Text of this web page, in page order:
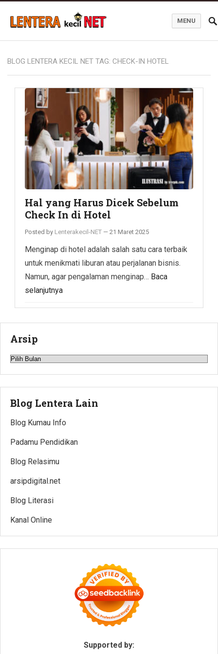
MENU
BLOG LENTERA KECIL NET TAG: CHECK-IN HOTEL
Hal yang Harus Dicek Sebelum
Check In di Hotel
Posted by Lenterakecil-NET — 21 Maret 2025
Menginap di hotel adalah salah satu cara terbaik
untuk menikmati liburan atau perjalanan bisnis.
Namun, agar pengalaman menginap… Baca
selanjutnya
Arsip
Arsip
Blog Lentera Lain
Blog Kumau Info
Padamu Pendidikan
Blog Relasimu
arsipdigital.net
Blog Literasi
Kanal Online
Supported by: